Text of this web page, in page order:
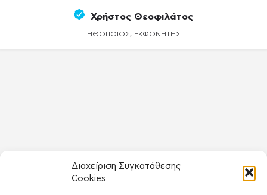
Διαχείριση Συγκατάθεσης
Cookies
Χρήστος Θεοφιλάτος
ΗΘΟΠΟΙΌΣ, ΕΚΦΩΝΗΤΉΣ